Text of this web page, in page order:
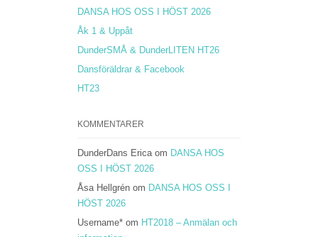
DANSA HOS OSS I HÖST 2026
Åk 1 & Uppåt
DunderSMÅ & DunderLITEN HT26
Dansföräldrar & Facebook
HT23
KOMMENTARER
DunderDans Ericaom DANSA HOS
OSS I HÖST 2026
Åsa Hellgrén om DANSA HOS OSS I
HÖST 2026
Username* om HT2018 – Anmälan och